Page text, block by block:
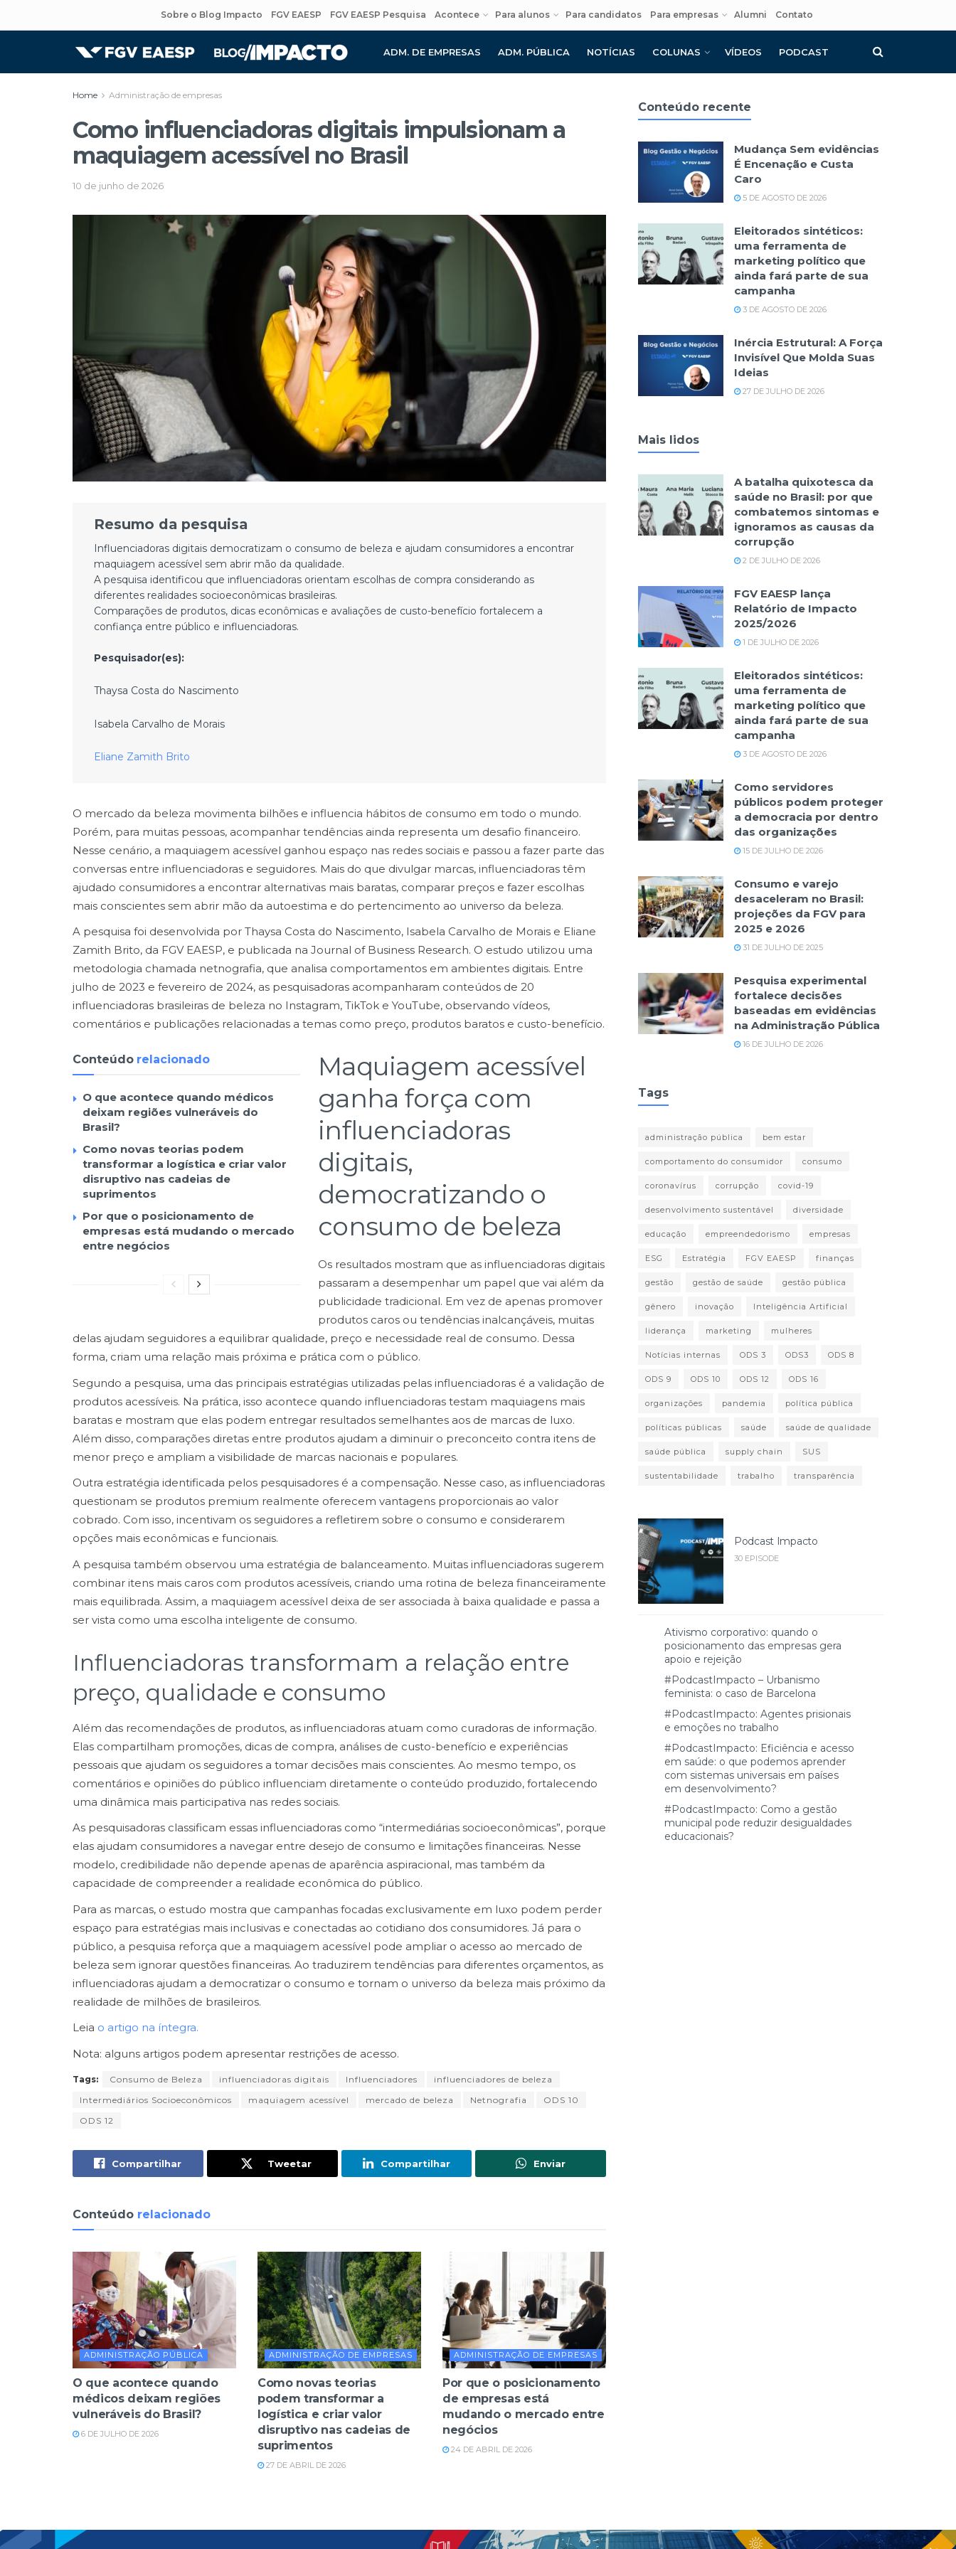
Sobre o Blog Impacto FGV EAESP FGV EAESP Pesquisa Acontece Para alunos Para candidatos Para empresas Alumni Contato
ADM. DE EMPRESAS ADM. PÚBLICA NOTÍCIAS COLUNAS VÍDEOS PODCAST
Home Administração de empresas
Como influenciadoras digitais impulsionam a
maquiagem acessível no Brasil
10 de junho de 2026
Resumo da pesquisa
Influenciadoras digitais democratizam o consumo de beleza e ajudam consumidores a encontrar
maquiagem acessível sem abrir mão da qualidade.
A pesquisa identificou que influenciadoras orientam escolhas de compra considerando as
diferentes realidades socioeconômicas brasileiras.
Comparações de produtos, dicas econômicas e avaliações de custo-benefício fortalecem a
confiança entre público e influenciadoras.
Pesquisador(es):
Thaysa Costa do Nascimento
Isabela Carvalho de Morais
Eliane Zamith Brito
O mercado da beleza movimenta bilhões e influencia hábitos de consumo em todo o mundo.
Porém, para muitas pessoas, acompanhar tendências ainda representa um desafio financeiro.
Nesse cenário, a maquiagem acessível ganhou espaço nas redes sociais e passou a fazer parte das
conversas entre influenciadoras e seguidores. Mais do que divulgar marcas, influenciadoras têm
ajudado consumidores a encontrar alternativas mais baratas, comparar preços e fazer escolhas
mais conscientes sem abrir mão da autoestima e do pertencimento ao universo da beleza.
A pesquisa foi desenvolvida por Thaysa Costa do Nascimento, Isabela Carvalho de Morais e Eliane
Zamith Brito, da FGV EAESP, e publicada na Journal of Business Research. O estudo utilizou uma
metodologia chamada netnografia, que analisa comportamentos em ambientes digitais. Entre
julho de 2023 e fevereiro de 2024, as pesquisadoras acompanharam conteúdos de 20
influenciadoras brasileiras de beleza no Instagram, TikTok e YouTube, observando vídeos,
comentários e publicações relacionadas a temas como preço, produtos baratos e custo-benefício.
Conteúdo relacionado
O que acontece quando médicos
deixam regiões vulneráveis do
Brasil?
Como novas teorias podem
transformar a logística e criar valor
disruptivo nas cadeias de
suprimentos
Por que o posicionamento de
empresas está mudando o mercado
entre negócios
Maquiagem acessível
ganha força com
influenciadoras
digitais,
democratizando o
consumo de beleza
Os resultados mostram que as influenciadoras digitais
passaram a desempenhar um papel que vai além da
publicidade tradicional. Em vez de apenas promover
produtos caros ou tendências inalcançáveis, muitas
delas ajudam seguidores a equilibrar qualidade, preço e necessidade real de consumo. Dessa
forma, criam uma relação mais próxima e prática com o público.
Segundo a pesquisa, uma das principais estratégias utilizadas pelas influenciadoras é a validação de
produtos acessíveis. Na prática, isso acontece quando influenciadoras testam maquiagens mais
baratas e mostram que elas podem entregar resultados semelhantes aos de marcas de luxo.
Além disso, comparações diretas entre produtos ajudam a diminuir o preconceito contra itens de
menor preço e ampliam a visibilidade de marcas nacionais e populares.
Outra estratégia identificada pelos pesquisadores é a compensação. Nesse caso, as influenciadoras
questionam se produtos premium realmente oferecem vantagens proporcionais ao valor
cobrado. Com isso, incentivam os seguidores a refletirem sobre o consumo e considerarem
opções mais econômicas e funcionais.
A pesquisa também observou uma estratégia de balanceamento. Muitas influenciadoras sugerem
combinar itens mais caros com produtos acessíveis, criando uma rotina de beleza financeiramente
mais equilibrada. Assim, a maquiagem acessível deixa de ser associada à baixa qualidade e passa a
ser vista como uma escolha inteligente de consumo.
Influenciadoras transformam a relação entre
preço, qualidade e consumo
Além das recomendações de produtos, as influenciadoras atuam como curadoras de informação.
Elas compartilham promoções, dicas de compra, análises de custo-benefício e experiências
pessoais que ajudam os seguidores a tomar decisões mais conscientes. Ao mesmo tempo, os
comentários e opiniões do público influenciam diretamente o conteúdo produzido, fortalecendo
uma dinâmica mais participativa nas redes sociais.
As pesquisadoras classificam essas influenciadoras como “intermediárias socioeconômicas”, porque
elas ajudam consumidores a navegar entre desejo de consumo e limitações financeiras. Nesse
modelo, credibilidade não depende apenas de aparência aspiracional, mas também da
capacidade de compreender a realidade econômica do público.
Para as marcas, o estudo mostra que campanhas focadas exclusivamente em luxo podem perder
espaço para estratégias mais inclusivas e conectadas ao cotidiano dos consumidores. Já para o
público, a pesquisa reforça que a maquiagem acessível pode ampliar o acesso ao mercado de
beleza sem ignorar questões financeiras. Ao traduzirem tendências para diferentes orçamentos, as
influenciadoras ajudam a democratizar o consumo e tornam o universo da beleza mais próximo da
realidade de milhões de brasileiros.
Leia o artigo na íntegra.
Nota: alguns artigos podem apresentar restrições de acesso.
Tags: Consumo de Beleza influenciadoras digitais Influenciadores
influenciadores de beleza
Intermediários Socioeconômicos
maquiagem acessível mercado de beleza Netnografia
ODS 10
ODS 12
Compartilhar Tweetar Compartilhar Enviar
Conteúdo relacionado
ADMINISTRAÇÃO PÚBLICA
O que acontece quando
médicos deixam regiões
vulneráveis do Brasil?
6 DE JULHO DE 2026
ADMINISTRAÇÃO DE EMPRESAS
Como novas teorias
podem transformar a
logística e criar valor
disruptivo nas cadeias de
suprimentos
27 DE ABRIL DE 2026
ADMINISTRAÇÃO DE EMPRESAS
Por que o posicionamento
de empresas está
mudando o mercado entre
negócios
24 DE ABRIL DE 2026
Conteúdo recente
Mudança Sem evidências
É Encenação e Custa
Caro
5 DE AGOSTO DE 2026
Eleitorados sintéticos:
uma ferramenta de
marketing político que
ainda fará parte de sua
campanha
3 DE AGOSTO DE 2026
Inércia Estrutural: A Força
Invisível Que Molda Suas
Ideias
27 DE JULHO DE 2026
Mais lidos
A batalha quixotesca da
saúde no Brasil: por que
combatemos sintomas e
ignoramos as causas da
corrupção
2 DE JULHO DE 2026
FGV EAESP lança
Relatório de Impacto
2025/2026
1 DE JULHO DE 2026
Eleitorados sintéticos:
uma ferramenta de
marketing político que
ainda fará parte de sua
campanha
3 DE AGOSTO DE 2026
Como servidores
públicos podem proteger
a democracia por dentro
das organizações
15 DE JULHO DE 2026
Consumo e varejo
desaceleram no Brasil:
projeções da FGV para
2025 e 2026
31 DE JULHO DE 2025
Pesquisa experimental
fortalece decisões
baseadas em evidências
na Administração Pública
16 DE JULHO DE 2026
Tags
administração pública bem estar
comportamento do consumidor consumo
coronavírus corrupção covid-19
desenvolvimento sustentável diversidade
educação empreendedorismo empresas
ESG Estratégia FGV EAESP finanças
gestão gestão de saúde gestão pública
gênero inovação Inteligência Artificial
liderança marketing mulheres
Notícias internas ODS 3 ODS3 ODS 8
ODS 9 ODS 10 ODS 12 ODS 16
organizações pandemia política pública
políticas públicas saúde saúde de qualidade
saúde pública supply chain SUS
sustentabilidade trabalho transparência
Podcast Impacto
30 EPISODE
Ativismo corporativo: quando o
posicionamento das empresas gera
apoio e rejeição
#PodcastImpacto – Urbanismo
feminista: o caso de Barcelona
#PodcastImpacto: Agentes prisionais
e emoções no trabalho
#PodcastImpacto: Eficiência e acesso
em saúde: o que podemos aprender
com sistemas universais em países
em desenvolvimento?
#PodcastImpacto: Como a gestão
municipal pode reduzir desigualdades
educacionais?